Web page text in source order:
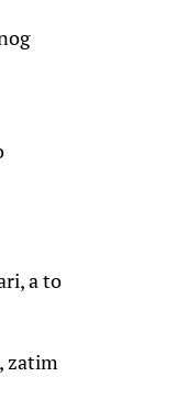
a to
zatim